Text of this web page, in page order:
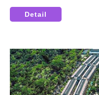
Detail